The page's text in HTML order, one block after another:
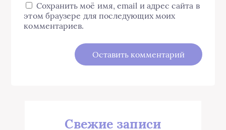
Сохранить моё имя, email и адрес сайта в
этом браузере для последующих моих
комментариев.
Свежие записи